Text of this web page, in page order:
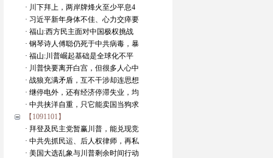
· 川下拜上，两岸牌烽火至少平息4
· 习近平新年身体不佳、心力交瘁要
· 福山:西方民主面对中国极权挑战
· 钢琴诗人傅聪仍死于中共病毒，暴
· 福山:川普崛起基础是全球化不平
· 川普快要离开白宫，但很多人心中
· 战狼充满矛盾，互不干涉却连思想
· 继停电外，还有经济停滞失业，均
· 中共挟洋自重，只它能卖国当狗求
【1091101】
· 拜登及民主党暂赢川普，能兑现竞
· 中共先抓民运、后人权律师，再私
· 美国大选乱象与川普剩余时间行动